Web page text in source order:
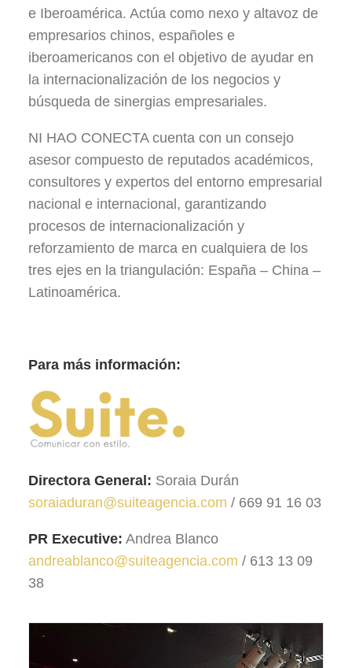
e Iberoamérica. Actúa como nexo y altavoz de
empresarios chinos, españoles e
iberoamericanos con el objetivo de ayudar en
la internacionalización de los negocios y
búsqueda de sinergias empresariales.
NI HAO CONECTA cuenta con un consejo
asesor compuesto de reputados académicos,
consultores y expertos del entorno empresarial
nacional e internacional, garantizando
procesos de internacionalización y
reforzamiento de marca en cualquiera de los
tres ejes en la triangulación: España – China –
Latinoamérica.
Para más información:
Directora General: Soraia Durán
soraiaduran@suiteagencia.com / 669 91 16 03
PR Executive: Andrea Blanco
andreablanco@suiteagencia.com / 613 13 09
38